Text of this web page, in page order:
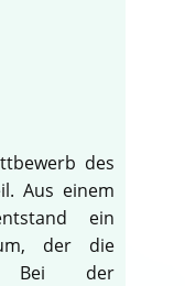
des
Aus einem
ein
der die
Bei der